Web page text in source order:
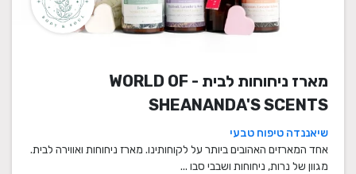
מארז ניחוחות לבית - WORLD OF
SHEANANDA'S SCENTS
שיאננדה טיפוח טבעי
אחד המארזים האהובים ביותר על לקוחותינו. מארז ניחוחות ואווירה לבית.
מגוון של נרות, ניחוחות ושבבי סבו ...